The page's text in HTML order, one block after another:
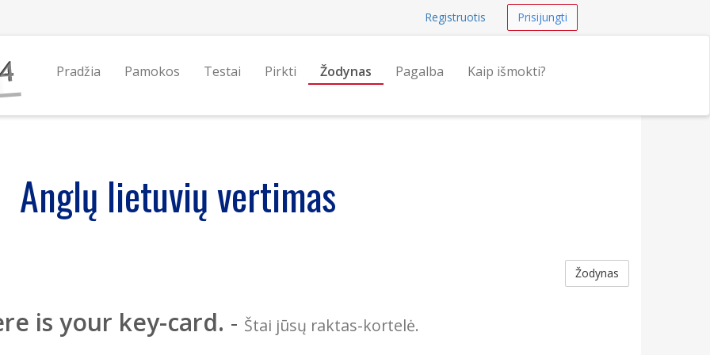
Registruotis Prisijungti
Pradžia Pamokos Testai Pirkti Žodynas Pagalba Kaip išmokti?
Anglų lietuvių vertimas
Žodynas
is your key-card. - Štai jūsų raktas-kortelė.